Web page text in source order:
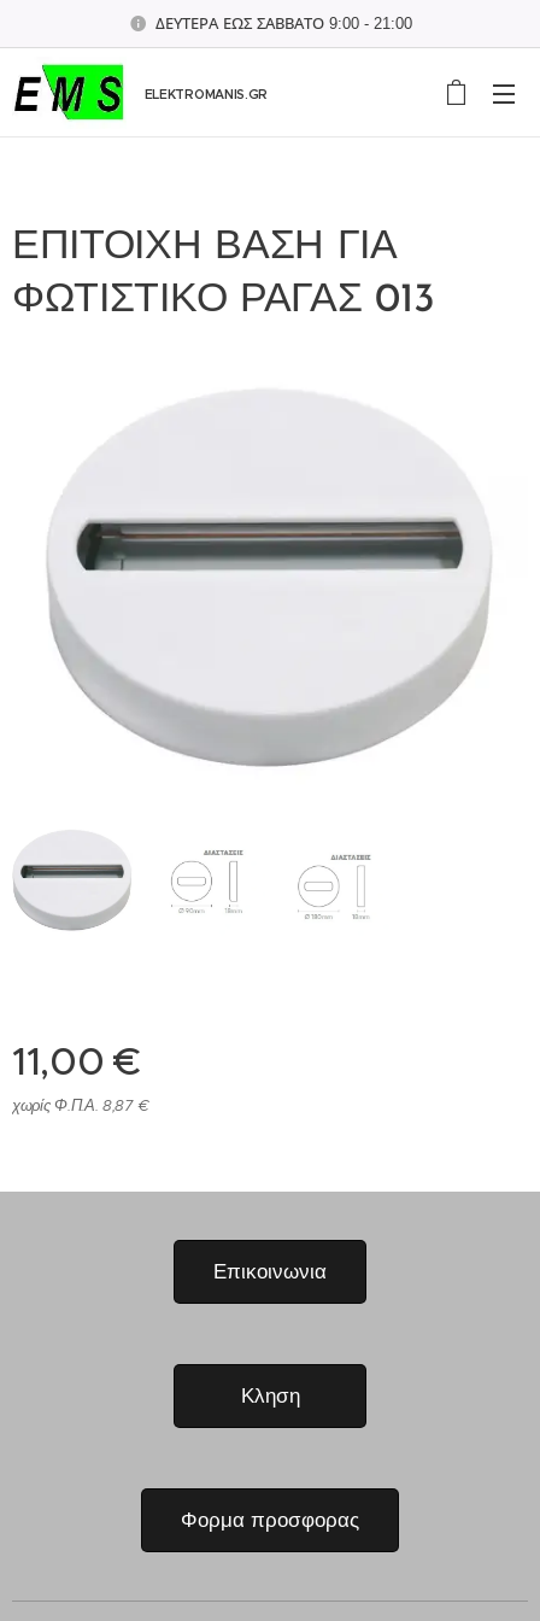
ΔΕΥΤΕΡΑ ΕΩΣ ΣΑΒΒΑΤΟ 9:00 - 21:00
ELEKTROMANIS.GR
ΕΠΙΤΟΙΧΗ ΒΑΣΗ ΓΙΑ
ΦΩΤΙΣΤΙΚΟ ΡΑΓΑΣ 013
11,00 €
χωρίς Φ.Π.Α. 8,87 €
Επικοινωνια
Κληση
Φορμα προσφορας